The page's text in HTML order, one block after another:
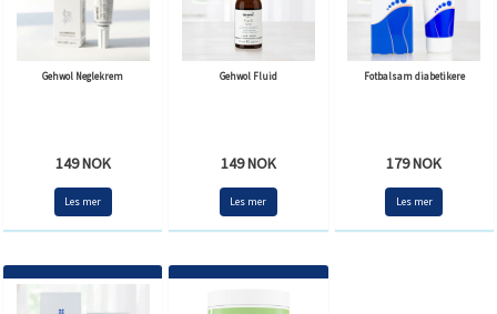
Gehwol Neglekrem
149 NOK
Les mer
Gehwol Fluid
149 NOK
Les mer
Fotbalsam diabetikere
179 NOK
Les mer